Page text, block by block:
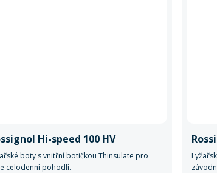
Hi-speed 100 HV
boty s vnitřní botičkou Thinsulate pro
celodenní pohodlí.